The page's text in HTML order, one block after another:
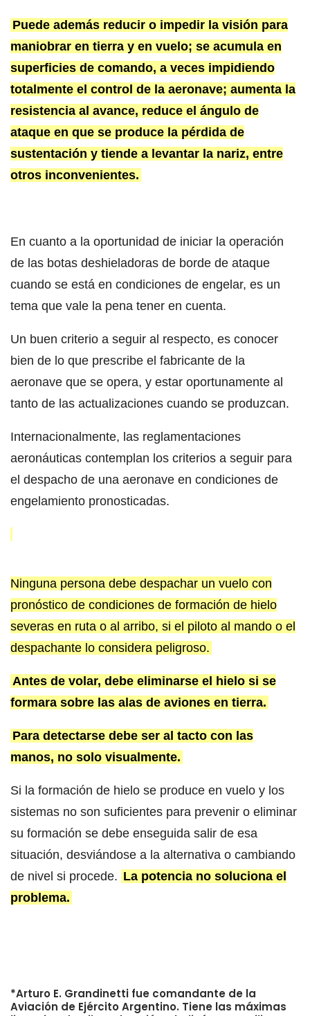
Puede además reducir o impedir la visión para
maniobrar en tierra y en vuelo; se acumula en
superficies de comando, a veces impidiendo
totalmente el control de la aeronave; aumenta la
resistencia al avance, reduce el ángulo de
ataque en que se produce la pérdida de
sustentación y tiende a levantar la nariz, entre
otros inconvenientes.
En cuanto a la oportunidad de iniciar la operación
de las botas deshieladoras de borde de ataque
cuando se está en condiciones de engelar, es un
tema que vale la pena tener en cuenta.
Un buen criterio a seguir al respecto, es conocer
bien de lo que prescribe el fabricante de la
aeronave que se opera, y estar oportunamente al
tanto de las actualizaciones cuando se produzcan.
Internacionalmente, las reglamentaciones
aeronáuticas contemplan los criterios a seguir para
el despacho de una aeronave en condiciones de
engelamiento pronosticadas.
Ninguna persona debe despachar un vuelo con
pronóstico de condiciones de formación de hielo
severas en ruta o al arribo, si el piloto al mando o el
despachante lo considera peligroso.
Antes de volar, debe eliminarse el hielo si se
formara sobre las alas de aviones en tierra.
Para detectarse debe ser al tacto con las
manos, no solo visualmente.
Si la formación de hielo se produce en vuelo y los
sistemas no son suficientes para prevenir o eliminar
su formación se debe enseguida salir de esa
situación, desviándose a la alternativa o cambiando
de nivel si procede. La potencia no soluciona el
problema.
*Arturo E. Grandinetti fue comandante de la
Aviación de Ejército Argentino. Tiene las máximas